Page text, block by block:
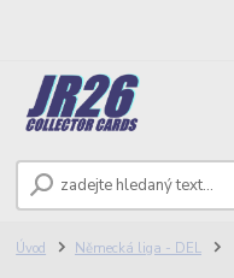
Úvod Německá liga - DEL